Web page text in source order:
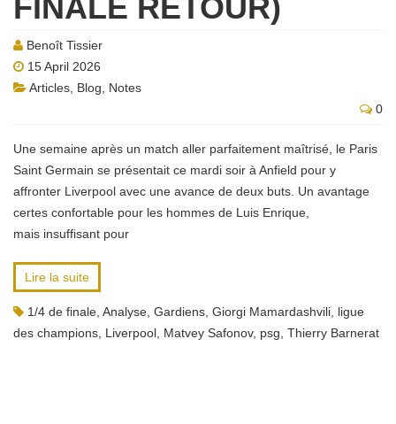
FINALE RETOUR)
Benoît Tissier
15 April 2026
Articles Blog
Notes
0
Une semaine après un match aller parfaitement maîtrisé, le Paris
Saint Germain se présentait ce mardi soir à Anfield pour y
affronter Liverpool avec une avance de deux buts. Un avantage
certes confortable pour les hommes de Luis Enrique,
mais insuffisant pour
Lire la suite
1/4 de finale Analyse Gardiens Giorgi Mamardashvili ligue
des champions Liverpool Matvey Safonov, psg Thierry Barnerat